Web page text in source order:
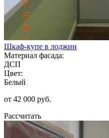
Шкаф-купе в лоджии
Материал фасада:
ДСП
Цвет:
Белый
от 42 000 руб.
Рассчитать